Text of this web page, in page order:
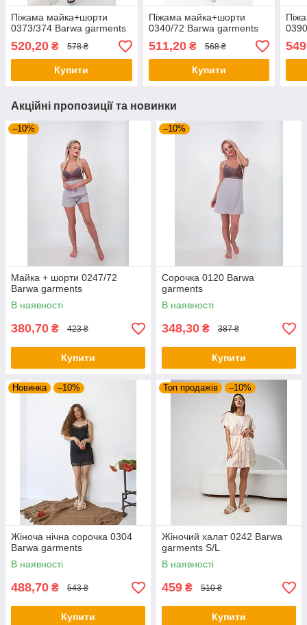
Піжама майка+шорти
0373/374 Barwa garments
520,20 ₴ 578 ₴
Купити
Піжама майка+шорти
0340/72 Barwa garments
511,20₴ 568 ₴
Купити
549
Акційні пропозиції та новинки
–10%
Майка + шорти 0247/72
Barwa garments
В наявності
380,70 ₴ 423 ₴
Купити
–10%
Сорочка 0120 Barwa
garments
В наявності
348,30 ₴ 387 ₴
Купити
Новинка –10%
Жіноча нічна сорочка 0304
Barwa garments
В наявності
488,70 ₴ 543 ₴
Купити
Топ продажів –10%
Жіночий халат 0242 Barwa
garments S/L
В наявності
459 ₴ 510 ₴
Купити